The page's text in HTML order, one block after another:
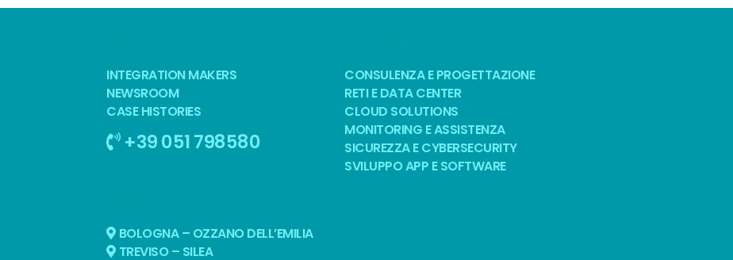
INTEGRATION MAKERS
NEWSROOM
CASE HISTORIES
+39 051 798580
CONSULENZA E PROGETTAZIONE
RETI E DATA CENTER
CLOUD SOLUTIONS
MONITORING E ASSISTENZA
SICUREZZA E CYBERSECURITY
SVILUPPO APP E SOFTWARE
BOLOGNA – OZZANO DELL’EMILIA
TREVISO – SILEA